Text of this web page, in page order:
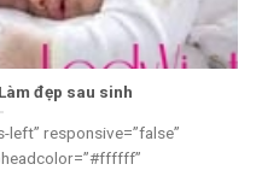
đẹp sau sinh
left” responsive=”false”